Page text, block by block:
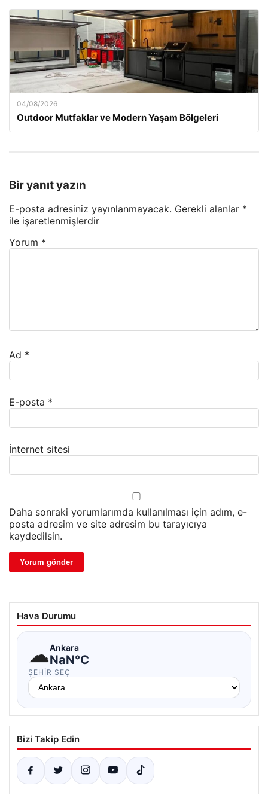
04/08/2026
Outdoor Mutfaklar ve Modern Yaşam Bölgeleri
Bir yanıt yazın
E-posta adresiniz yayınlanmayacak. Gerekli alanlar *
ile işaretlenmişlerdir
Yorum *
Ad *
E-posta *
İnternet sitesi
Daha sonraki yorumlarımda kullanılması için adım, e-
posta adresim ve site adresim bu tarayıcıya
kaydedilsin.
Hava Durumu
☁Ankara
NaN°C
ŞEHIR SEÇ
Bizi Takip Edin